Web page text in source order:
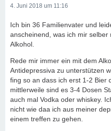
4. Juni 2018 um 11:16
Ich bin 36 Familienvater und
anscheinend, was ich mir
Alkohol.
Rede mir immer ein mit dem
Antidepressiva zu unterstützen
fing so an dass ich erst 1-2 Bier
mittlerweile sind es 3-4 Dosen
auch mal Vodka oder whiskey.
nicht wie daa ich aus meiner
einem treffen zu gehen.